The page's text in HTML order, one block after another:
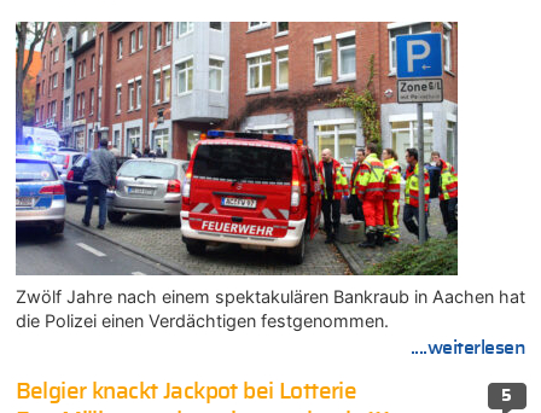
Zwölf Jahre nach einem spektakulären Bankraub in Aachen hat
die Polizei einen Verdächtigen festgenommen.
....weiterlesen
5
Belgier knackt Jackpot bei Lotterie